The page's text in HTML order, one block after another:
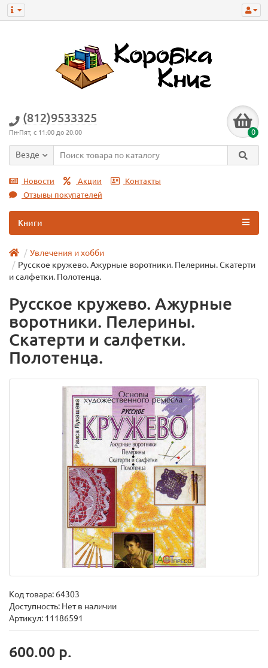
(812)9533325
Пн-Пят, с 11:00 до 20:00 0
Везде
Новости Акции
Контакты
Отзывы покупателей
Книги
Увлечения и хобби
Русское кружево. Ажурные воротники. Пелерины. Скатерти
и салфетки. Полотенца.
Русское кружево. Ажурные
воротники. Пелерины.
Скатерти и салфетки.
Полотенца.
Код товара: 64303
Доступность: Нет в наличии
Артикул: 11186591
600.00 р.